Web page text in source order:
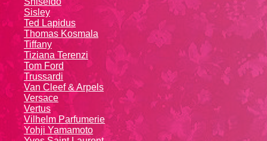
Sisley
Ted Lapidus
Thomas Kosmala
Tiffany
Tiziana Terenzi
Tom Ford
Trussardi
Van Cleef & Arpels
Versace
Vertus
Vilhelm Parfumerie
Yohji Yamamoto